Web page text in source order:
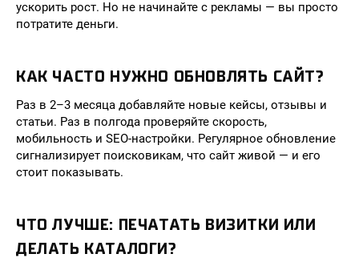
ускорить рост. Но не начинайте с рекламы — вы просто
потратите деньги.
КАК ЧАСТО НУЖНО ОБНОВЛЯТЬ САЙТ?
Раз в 2–3 месяца добавляйте новые кейсы, отзывы и
статьи. Раз в полгода проверяйте скорость,
мобильность и SEO-настройки. Регулярное обновление
сигнализирует поисковикам, что сайт живой — и его
стоит показывать.
ЧТО ЛУЧШЕ: ПЕЧАТАТЬ ВИЗИТКИ ИЛИ
ДЕЛАТЬ КАТАЛОГИ?